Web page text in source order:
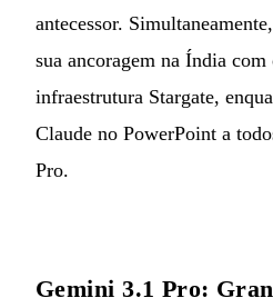
antecessor.
sua ancoragem na Índia
infraestrutura Stargate,
Claude no PowerPoint a
Pro.
Gemini 3.1 Pro: